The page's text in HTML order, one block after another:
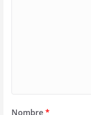
Nombre*